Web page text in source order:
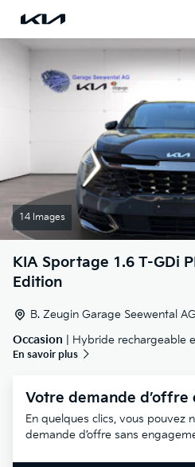
14 Images
KIA Sportage 1.6 T-GDi
Edition
B. Zeugin Garage Seewental
Occasion | Hybride rechargeable
En savoir plus
Votre demande d’offre
En quelques clics, vous pouvez
demande d’offre sans